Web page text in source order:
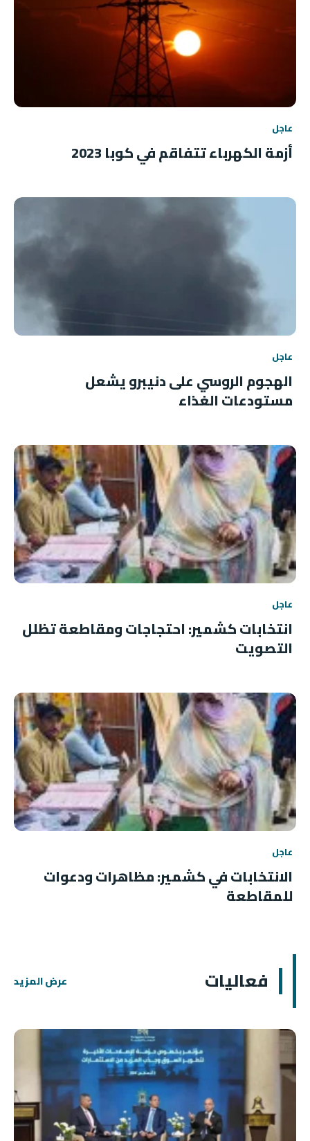
عاجل
أزمة الكهرباء تتفاقم في كوبا 2023
عاجل
الهجوم الروسي على دنيبرو يشعل
مستودعات الغذاء
عاجل
انتخابات كشمير: احتجاجات ومقاطعة تظلل
التصويت
عاجل
الانتخابات في كشمير: مظاهرات ودعوات
للمقاطعة
فعاليات عرض المزيد